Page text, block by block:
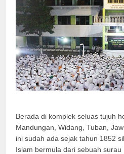
Berada di komplek seluas tujuh
Mandungan, Widang, Tuban,
ini sudah ada sejak tahun 1852
Islam bermula dari sebuah surau